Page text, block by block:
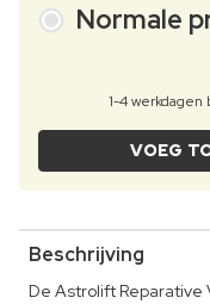
Normale
1-4
VOEG
Beschrijving
De Astrolift Reparative